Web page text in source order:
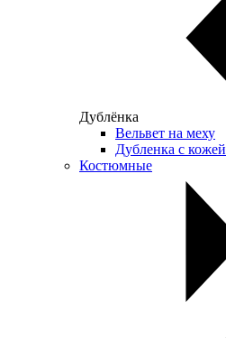
Дублёнка
Вельвет на меху
Дубленка с кожей
Костюмные